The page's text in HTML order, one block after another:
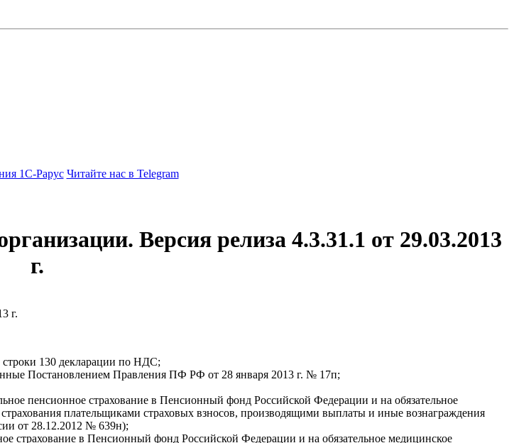
1С-Рарус Читайте нас в Telegram
Версия релиза 4.3.31.1 от 29.03.2013
г.
г.
строки 130 декларации по НДС;
Постановлением Правления ПФ РФ от 28 января 2013 г. № 17п;
пенсионное страхование в Пенсионный фонд Российской Федерации и на обязательное
плательщиками страховых взносов, производящими выплаты и иные вознаграждения
от 28.12.2012 № 639н);
страхование в Пенсионный фонд Российской Федерации и на обязательное медицинское